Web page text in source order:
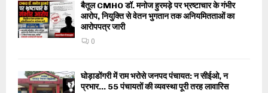
बैतूल CMHO डॉ. मनोज हुरमड़े पर भ्रष्टाचार के गंभीर
आरोप, नियुक्ति से वेतन भुगतान तक अनियमितताओं का
आरोपपत्र जारी
0
घोड़ाडोंगरी में राम भरोसे जनपद पंचायत: न सीईओ, न
प्रभार… 55 पंचायतों की व्यवस्था पूरी तरह लावारिस